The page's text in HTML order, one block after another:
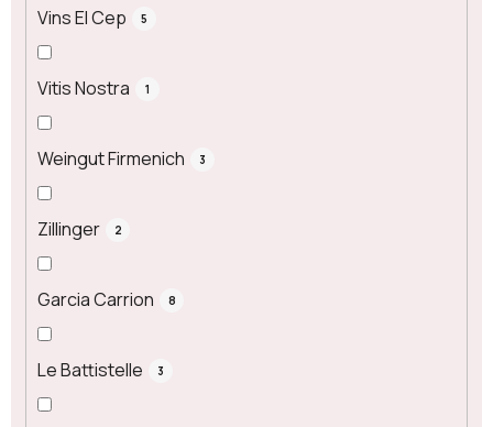
Vins El Cep 5
Vitis Nostra 1
Weingut Firmenich 3
Zillinger 2
Garcia Carrion 8
Le Battistelle 3